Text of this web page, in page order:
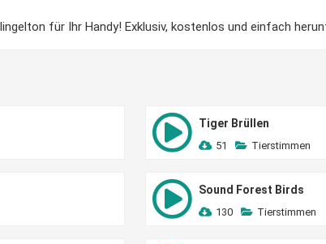
für Ihr Handy! Exklusiv, kostenlos und einfach
Tiger Brüllen
51 Tierstimmen
Sound Forest Birds
130 Tierstimmen